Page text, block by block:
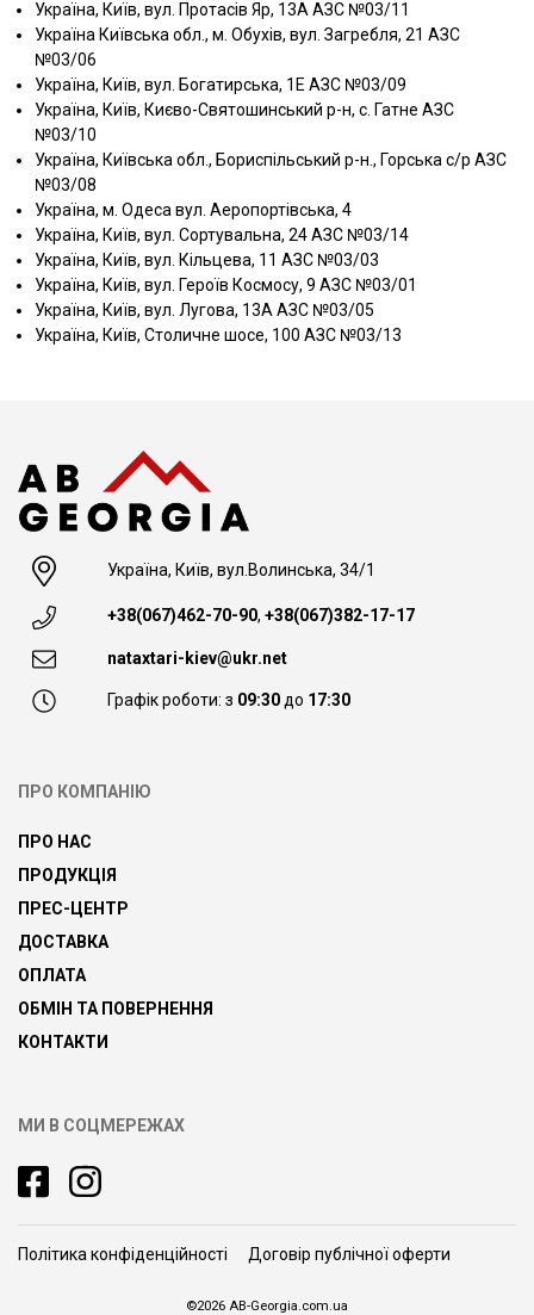
Україна, Київ, вул. Протасів Яр, 13А АЗС №03/11
Україна Київська обл., м. Обухів, вул. Загребля, 21 АЗС
№03/06
Україна, Київ, вул. Богатирська, 1Е АЗС №03/09
Україна, Київ, Києво-Святошинський р-н, с. Гатне АЗС
№03/10
Україна, Київська обл., Бориспільський р-н., Горська с/р АЗС
№03/08
Україна, м. Одеса вул. Аеропортівська, 4
Україна, Київ, вул. Сортувальна, 24 АЗС №03/14
Україна, Київ, вул. Кільцева, 11 АЗС №03/03
Україна, Київ, вул. Героїв Космосу, 9 АЗС №03/01
Україна, Київ, вул. Лугова, 13А АЗС №03/05
Україна, Київ, Столичне шосе, 100 АЗС №03/13
Україна, Київ, вул.Волинська, 34/1
+38(067)462-70-90, +38(067)382-17-17
nataxtari-kiev@ukr.net
Графік роботи: з 09:30до 17:30
ПРО КОМПАНІЮ
ПРО НАС
ПРОДУКЦІЯ
ПРЕС-ЦЕНТР
ДОСТАВКА
ОПЛАТА
ОБМІН ТА ПОВЕРНЕННЯ
КОНТАКТИ
МИ В СОЦМЕРЕЖАХ
Політика конфіденційності Договір публічної оферти
©2026 AB-Georgia.com.ua